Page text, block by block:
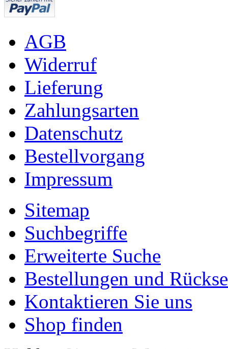
AGB
Widerruf
Lieferung
Zahlungsarten
Datenschutz
Bestellvorgang
Impressum
Sitemap
Suchbegriffe
Erweiterte Suche
Bestellungen und
Kontaktieren Sie uns
Shop finden